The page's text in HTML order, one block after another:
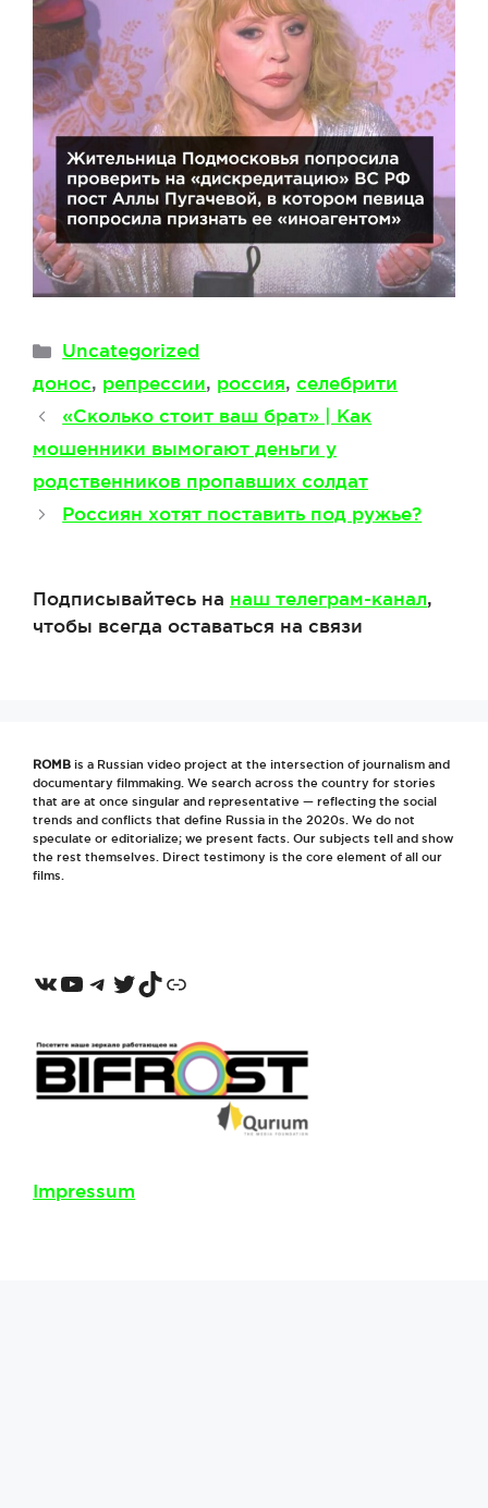
Рубрики
Uncategorized
Метки
донос, репрессии, россия, селебрити
«Сколько стоит ваш брат» | Как
мошенники вымогают деньги у
родственников пропавших солдат
Россиян хотят поставить под ружье?
Подписывайтесь на наш телеграм-канал,
чтобы всегда оставаться на связи
ROMB is a Russian video project at the intersection of journalism and
documentary filmmaking. We search across the country for stories
that are at once singular and representative — reflecting the social
trends and conflicts that define Russia in the 2020s. We do not
speculate or editorialize; we present facts. Our subjects tell and show
the rest themselves. Direct testimony is the core element of all our
films.
VKontakte
YouTube
Telegram
Twitter
TikTok
Odnoklassniki
Impressum